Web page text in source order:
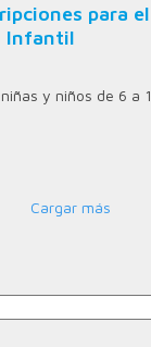
para
Infantil
y niños de 6 a
Cargar más